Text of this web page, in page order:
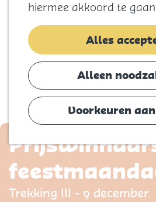
hiermee akkoord te
Alles
Alleen
Voorkeuren
e
Trekking III - 9 december